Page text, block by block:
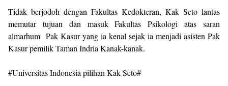
Tidak berjodoh dengan Fakultas Kedokteran, Kak Seto lantas
memutar tujuan dan masuk Fakultas Psikologi atas saran
almarhum Pak Kasur yang ia kenal sejak ia menjadi asisten Pak
Kasur pemilik Taman Indria Kanak-kanak.
#Universitas Indonesia pilihan Kak Seto#